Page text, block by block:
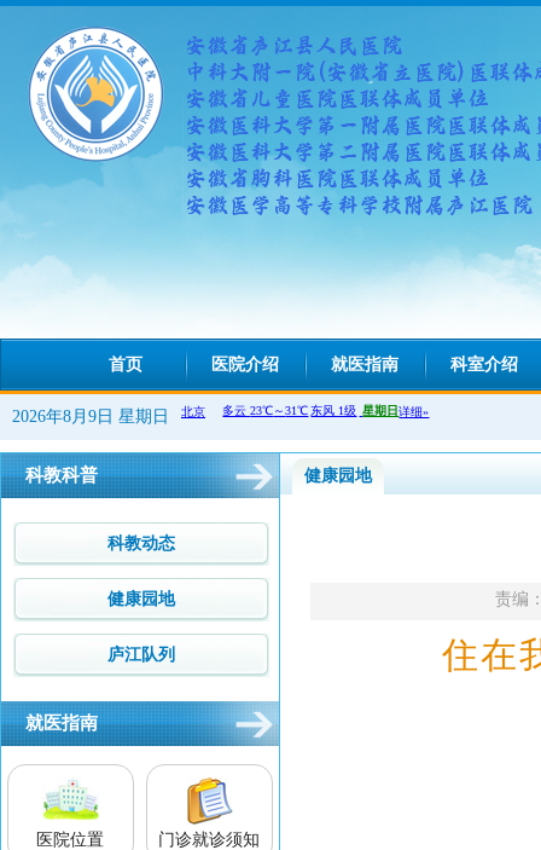
首页 医院介绍 就医指南 科室介绍
2026年8月9日 星期日
科教科普
科教动态
健康园地
庐江队列
就医指南
医院位置 门诊就诊须知
健康园地
责编
住在